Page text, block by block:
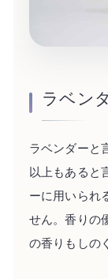
ラベン
ラベンダーと
以上もあると
ーに用いられ
せん。香りの
の香りもしの